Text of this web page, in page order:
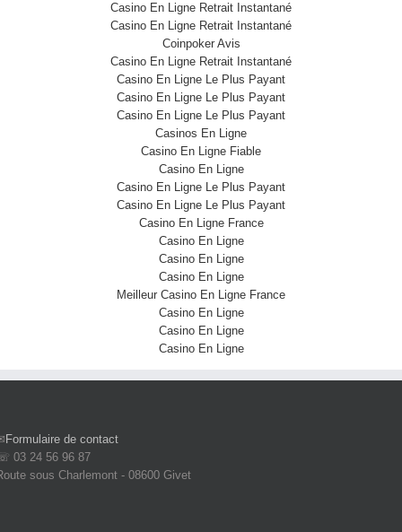
Casino En Ligne Retrait Instantané
Casino En Ligne Retrait Instantané
Coinpoker Avis
Casino En Ligne Retrait Instantané
Casino En Ligne Le Plus Payant
Casino En Ligne Le Plus Payant
Casino En Ligne Le Plus Payant
Casinos En Ligne
Casino En Ligne Fiable
Casino En Ligne
Casino En Ligne Le Plus Payant
Casino En Ligne Le Plus Payant
Casino En Ligne France
Casino En Ligne
Casino En Ligne
Casino En Ligne
Meilleur Casino En Ligne France
Casino En Ligne
Casino En Ligne
Casino En Ligne
Formulaire de contact
03 24 56 96 87
sous Charlemont - 08600 Givet